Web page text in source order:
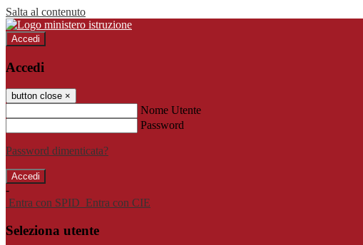
Salta al contenuto
Accedi
Accedi
button close ×
Nome Utente
Password
Password dimenticata?
-
Entra con SPID Entra con CIE
Seleziona utente